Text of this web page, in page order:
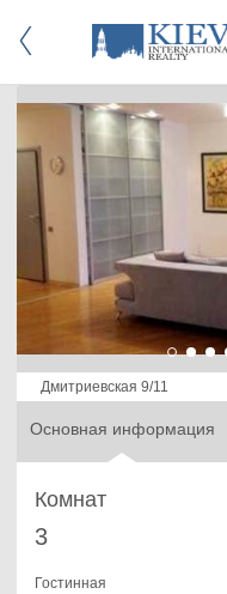
Дмитриевская 9/11
Основная информация
Комнат
3
Гостинная